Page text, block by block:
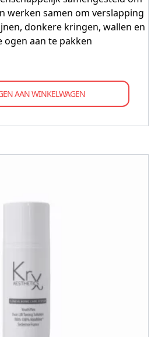
werken samen om verslapping
donkere kringen, wallen en
aan te pakken
AAN WINKELWAGEN